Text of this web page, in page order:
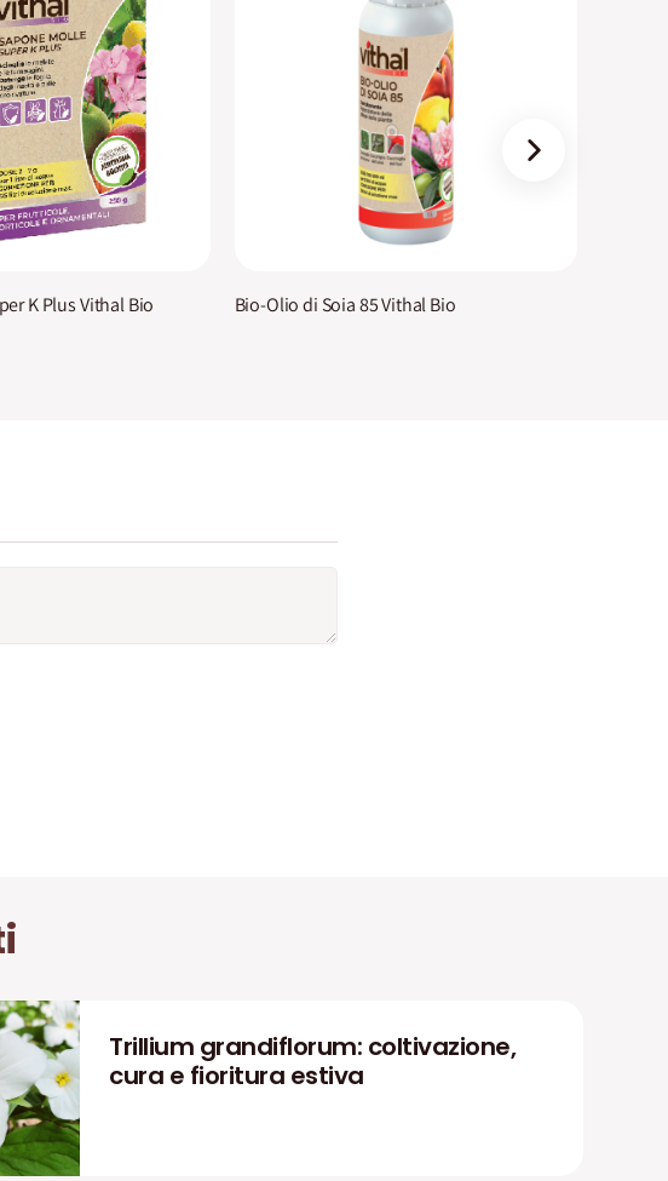
K Plus Vithal Bio Bio-Olio di Soia 85 Vithal Bio
›
Trillium grandiflorum: coltivazione,
cura e fioritura estiva